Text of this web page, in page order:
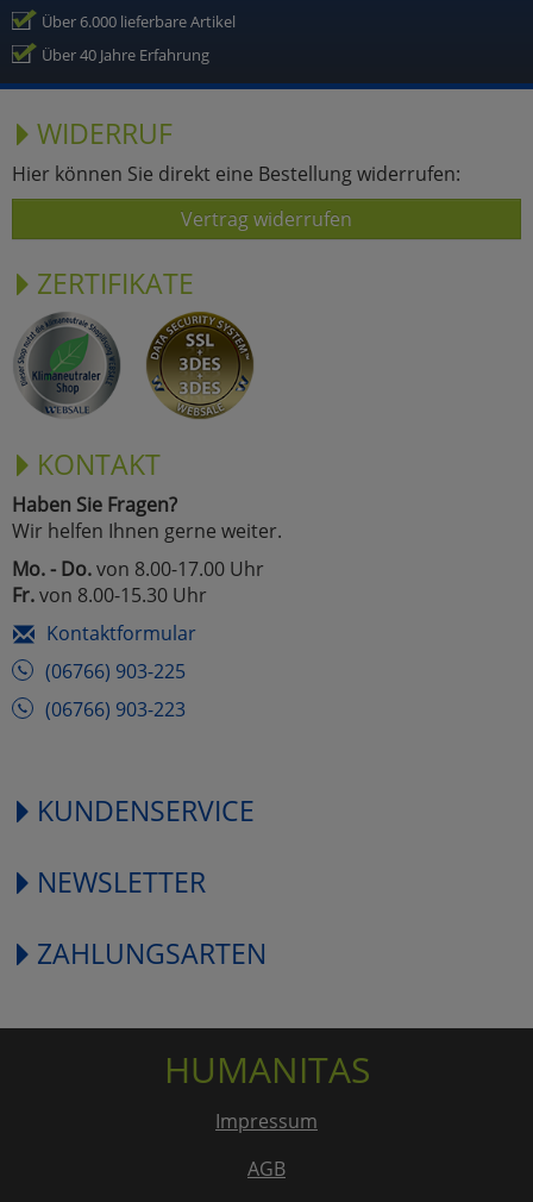
Über 6.000 lieferbare Artikel
Über 40 Jahre Erfahrung
WIDERRUF
Hier können Sie direkt eine Bestellung widerrufen:
Vertrag widerrufen
ZERTIFIKATE
KONTAKT
Haben Sie Fragen?
Wir helfen Ihnen gerne weiter.
Mo. - Do.von 8.00-17.00 Uhr
Fr.von 8.00-15.30 Uhr
Kontaktformular
(06766) 903-225
(06766) 903-223
KUNDENSERVICE
NEWSLETTER
ZAHLUNGSARTEN
HUMANITAS
Impressum
AGB